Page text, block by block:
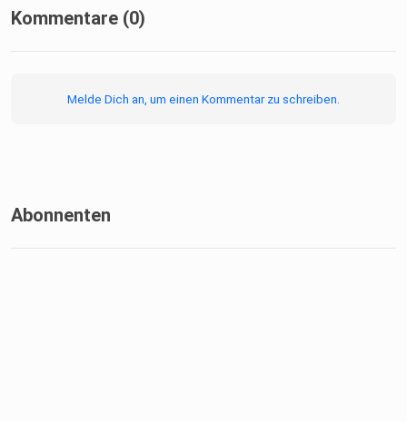
Kommentare (0)
Melde Dich an, um einen Kommentar zu schreiben.
Abonnenten